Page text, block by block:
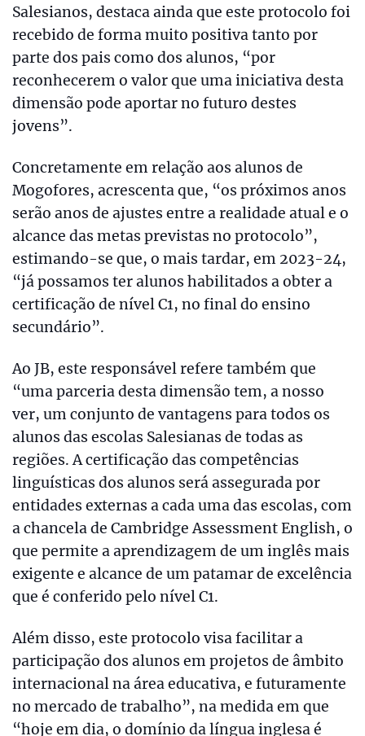
Salesianos, destaca ainda que este protocolo foi
recebido de forma muito positiva tanto por
parte dos pais como dos alunos, “por
reconhecerem o valor que uma iniciativa desta
dimensão pode aportar no futuro destes
jovens”.
Concretamente em relação aos alunos de
Mogofores, acrescenta que, “os próximos anos
serão anos de ajustes entre a realidade atual e o
alcance das metas previstas no protocolo”,
estimando-se que, o mais tardar, em 2023-24,
“já possamos ter alunos habilitados a obter a
certificação de nível C1, no final do ensino
secundário”.
Ao JB, este responsável refere também que
“uma parceria desta dimensão tem, a nosso
ver, um conjunto de vantagens para todos os
alunos das escolas Salesianas de todas as
regiões. A certificação das competências
linguísticas dos alunos será assegurada por
entidades externas a cada uma das escolas, com
a chancela de Cambridge Assessment English, o
que permite a aprendizagem de um inglês mais
exigente e alcance de um patamar de excelência
que é conferido pelo nível C1.
Além disso, este protocolo visa facilitar a
participação dos alunos em projetos de âmbito
internacional na área educativa, e futuramente
no mercado de trabalho”, na medida em que
“hoje em dia, o domínio da língua inglesa é